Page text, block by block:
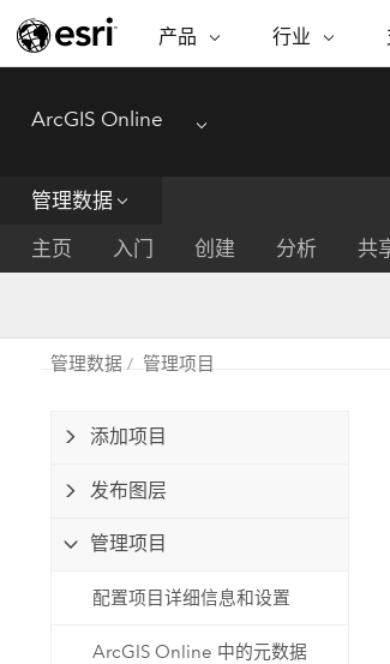
产品
ARCGIS
ArcGIS 概览
完整的 SaaS 制图平台
ArcGIS Enterprise
行业
行业
保护
所有行业
ArcGIS Online Menu
管理数据
主页
入门 创建 分析 共
管理数据 管理项目
添加项目
发布图层
管理项目
配置项目详细信息和设置
ArcGIS Online 中的元数据